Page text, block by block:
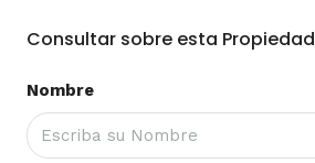
Consultar sobre esta Propiedad
Nombre